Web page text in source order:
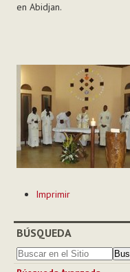
en Abidjan.
Imprimir
BÚSQUEDA